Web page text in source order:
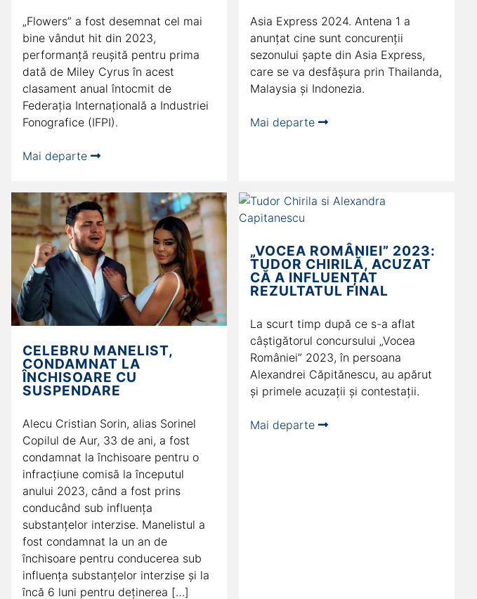
„Flowers” a fost desemnat cel mai
bine vândut hit din 2023,
performanţă reuşită pentru prima
dată de Miley Cyrus în acest
clasament anual întocmit de
Federaţia Internaţională a Industriei
Fonografice (IFPI).
Mai departe
Asia Express 2024. Antena 1 a
anunțat cine sunt concurenții
sezonului șapte din Asia Express,
care se va desfășura prin Thailanda,
Malaysia și Indonezia.
Mai departe
CELEBRU MANELIST,
CONDAMNAT LA
ÎNCHISOARE CU
SUSPENDARE
Alecu Cristian Sorin, alias Sorinel
Copilul de Aur, 33 de ani, a fost
condamnat la închisoare pentru o
infracțiune comisă la începutul
anului 2023, când a fost prins
conducând sub influența
substanțelor interzise. Manelistul a
fost condamnat la un an de
închisoare pentru conducerea sub
influența substanțelor interzise și la
încă 6 luni pentru deținerea […]
„VOCEA ROMÂNIEI” 2023:
TUDOR CHIRILĂ, ACUZAT
CĂ A INFLUENȚAT
REZULTATUL FINAL
La scurt timp după ce s-a aflat
câștigătorul concursului „Vocea
României” 2023, în persoana
Alexandrei Căpitănescu, au apărut
și primele acuzații și contestații.
Mai departe